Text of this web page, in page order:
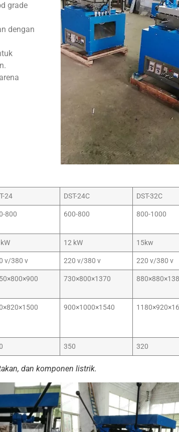
grade
dengan
24 DST-24C DST-32C
800 600-800 800-1000
12 kW 15kw
v/380 v 220 v/380 v 220 v/380 v
730×800×1370
900×1000×1540
350 320
dan komponen listrik.